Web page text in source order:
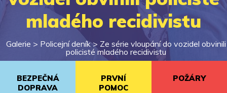
mladého recidivistu
Galerie > Policejní deník> Ze série vloupání do vozidel obvinili
policisté mladého recidivistu
BEZPEČNÁ
DOPRAVA
PRVNÍ
POMOC
POŽÁRY